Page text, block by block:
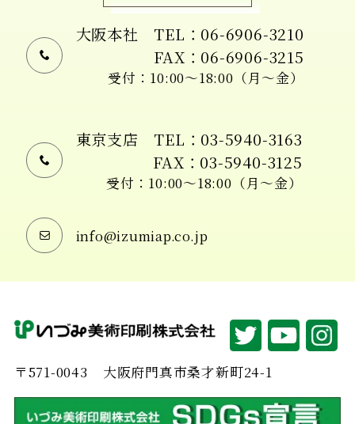
大阪本社 TEL：06-6906-3210
FAX：06-6906-3215
受付：10:00〜18:00（月〜金）
東京支店 TEL：03-5940-3163
FAX：03-5940-3125
受付：10:00〜18:00（月〜金）
info@izumiap.co.jp
〒571-0043 大阪府門真市桑才新町24-1